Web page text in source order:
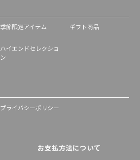
季節限定アイテム ギフト商品
ハイエンドセレクショ
ン
プライバシーポリシー
お支払方法について